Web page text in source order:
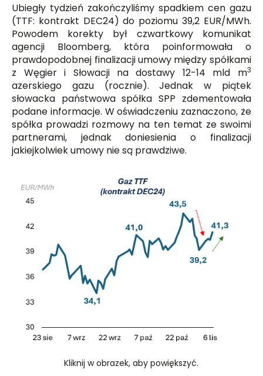
Ubiegły tydzień zakończyliśmy spadkiem cen gazu
(TTF: kontrakt DEC24) do poziomu 39,2 EUR/MWh.
Powodem korekty był czwartkowy komunikat
agencji Bloomberg, która poinformowała o
prawdopodobnej finalizacji umowy między spółkami
z Węgier i Słowacji na dostawy 12-14 mld m3
azerskiego gazu (rocznie). Jednak w piątek
słowacka państwowa spółka SPP zdementowała
podane informacje. W oświadczeniu zaznaczono, że
spółka prowadzi rozmowy na ten temat ze swoimi
partnerami, jednak doniesienia o finalizacji
jakiejkolwiek umowy nie są prawdziwe.
Kliknij w obrazek, aby powiększyć.